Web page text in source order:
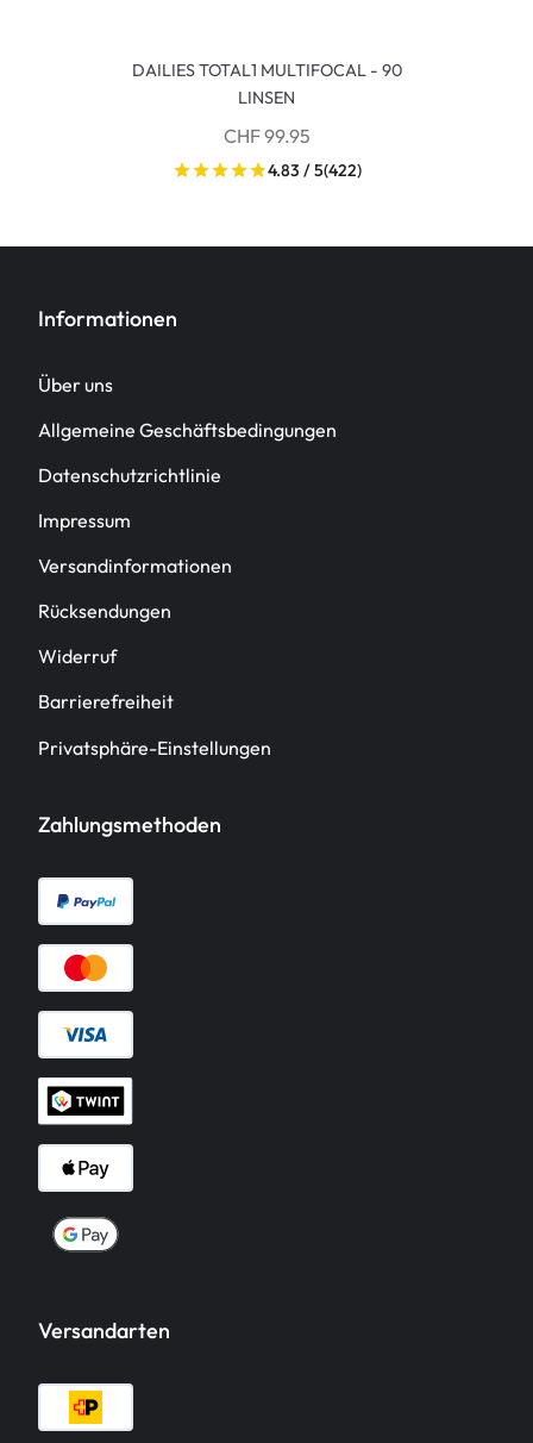
DAILIES TOTAL1 MULTIFOCAL - 90
LINSEN
CHF 99.95
4.83 / 5(422)
Informationen
Über uns
Allgemeine Geschäftsbedingungen
Datenschutzrichtlinie
Impressum
Versandinformationen
Rücksendungen
Widerruf
Barrierefreiheit
Privatsphäre-Einstellungen
Zahlungsmethoden
Versandarten